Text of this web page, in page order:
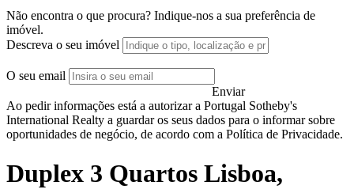
Não encontra o que procura? Indique-nos a sua preferência de
imóvel.
Descreva o seu imóvel
O seu email
Enviar
Ao pedir informações está a autorizar a Portugal Sotheby's
International Realty a guardar os seus dados para o informar sobre
oportunidades de negócio, de acordo com a Política de Privacidade.
Duplex 3 Quartos Lisboa,